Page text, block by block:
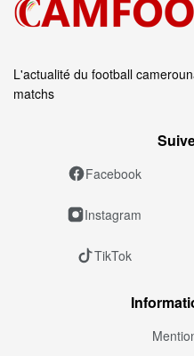
L'actualité du football
matchs
Facebook
Instagram
TikTok